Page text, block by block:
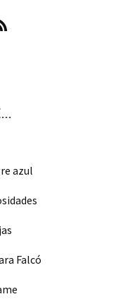
azul
Falcó